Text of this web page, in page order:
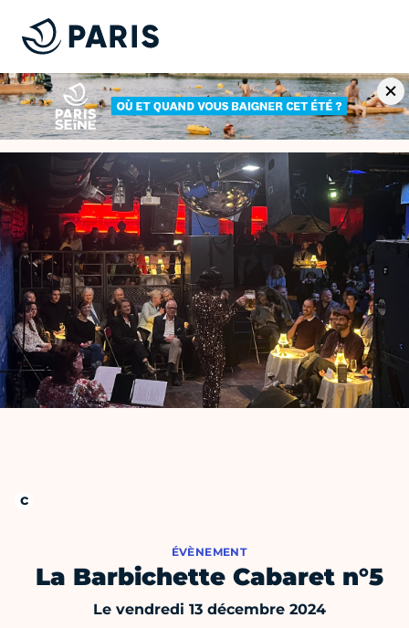
ÉVÈNEMENT
La Barbichette Cabaret n°5
Le vendredi 13 décembre 2024